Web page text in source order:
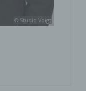
© Studio Voigt